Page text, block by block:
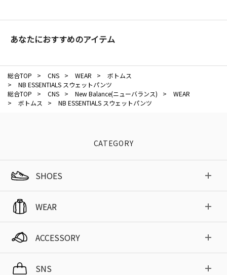
あなたにおすすめのアイテム
総合TOP > CNS > WEAR >
ボトムス
>
NB ESSENTIALS スウェットパンツ
総合TOP
> CNS > New Balance(ニューバランス) >
WEAR
>
ボトムス > NB ESSENTIALS スウェットパンツ
CATEGORY
SHOES
WEAR
ACCESSORY
SNS